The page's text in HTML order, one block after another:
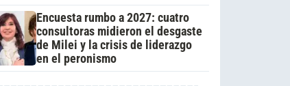
Encuesta rumbo a 2027: cuatro
consultoras midieron el desgaste
de Milei y la crisis de liderazgo
en el peronismo